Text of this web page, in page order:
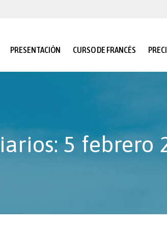
PRESENTACIÓN CURSO DE FRANCÉS
5 febrero